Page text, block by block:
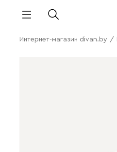
Интернет-магазин divan.by /